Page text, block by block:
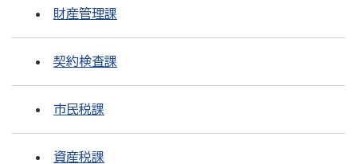
財産管理課
契約検査課
市民税課
資産税課